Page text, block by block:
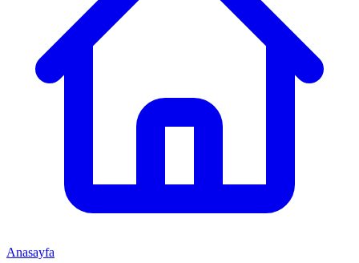
Anasayfa